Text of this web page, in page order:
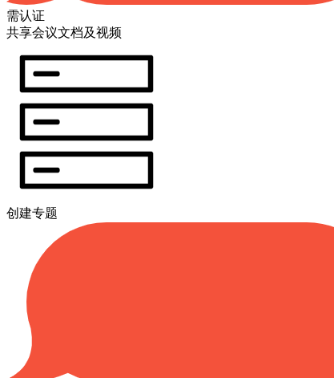
需认证
共享会议文档及视频
创建专题